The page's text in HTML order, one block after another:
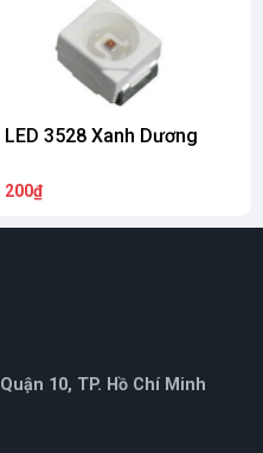
LED 3528 Xanh Dương
200₫
10, TP. Hồ Chí Minh